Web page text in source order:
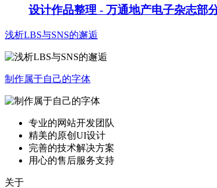
设计作品整理 - 万通地产电子杂志部
浅析LBS与SNS的邂逅
制作属于自己的字体
专业的网站开发团队
精美的原创UI设计
完善的技术解决方案
用心的售后服务支持
关于